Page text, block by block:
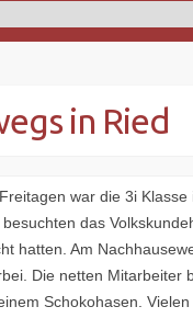
in Ried
war die 3i Klasse
das
hatten. Am
Die netten Mitarbeiter
Schokohasen. Vielen